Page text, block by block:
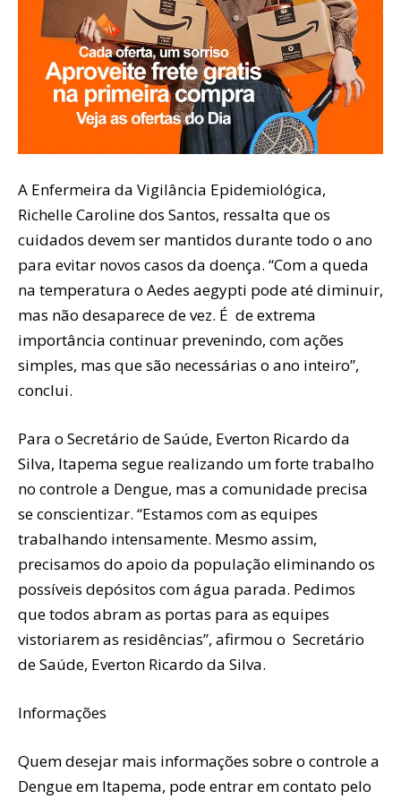
A Enfermeira da Vigilância Epidemiológica,
Richelle Caroline dos Santos, ressalta que os
cuidados devem ser mantidos durante todo o ano
para evitar novos casos da doença. “Com a queda
na temperatura o Aedes aegypti pode até diminuir,
mas não desaparece de vez. É de extrema
importância continuar prevenindo, com ações
simples, mas que são necessárias o ano inteiro”,
conclui.
Para o Secretário de Saúde, Everton Ricardo da
Silva, Itapema segue realizando um forte trabalho
no controle a Dengue, mas a comunidade precisa
se conscientizar. “Estamos com as equipes
trabalhando intensamente. Mesmo assim,
precisamos do apoio da população eliminando os
possíveis depósitos com água parada. Pedimos
que todos abram as portas para as equipes
vistoriarem as residências”, afirmou o Secretário
de Saúde, Everton Ricardo da Silva.
Informações
Quem desejar mais informações sobre o controle a
Dengue em Itapema, pode entrar em contato pelo